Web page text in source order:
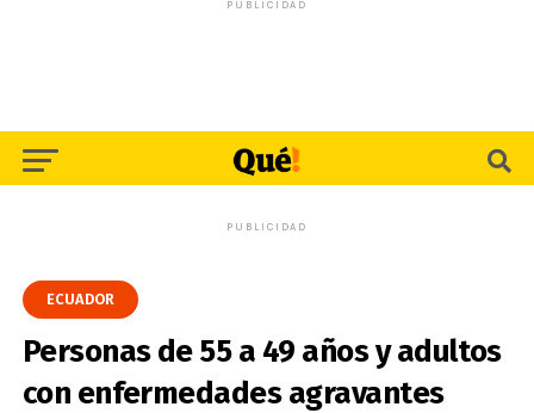
PUBLICIDAD
PUBLICIDAD
ECUADOR
Personas de 55 a 49 años y adultos
con enfermedades agravantes